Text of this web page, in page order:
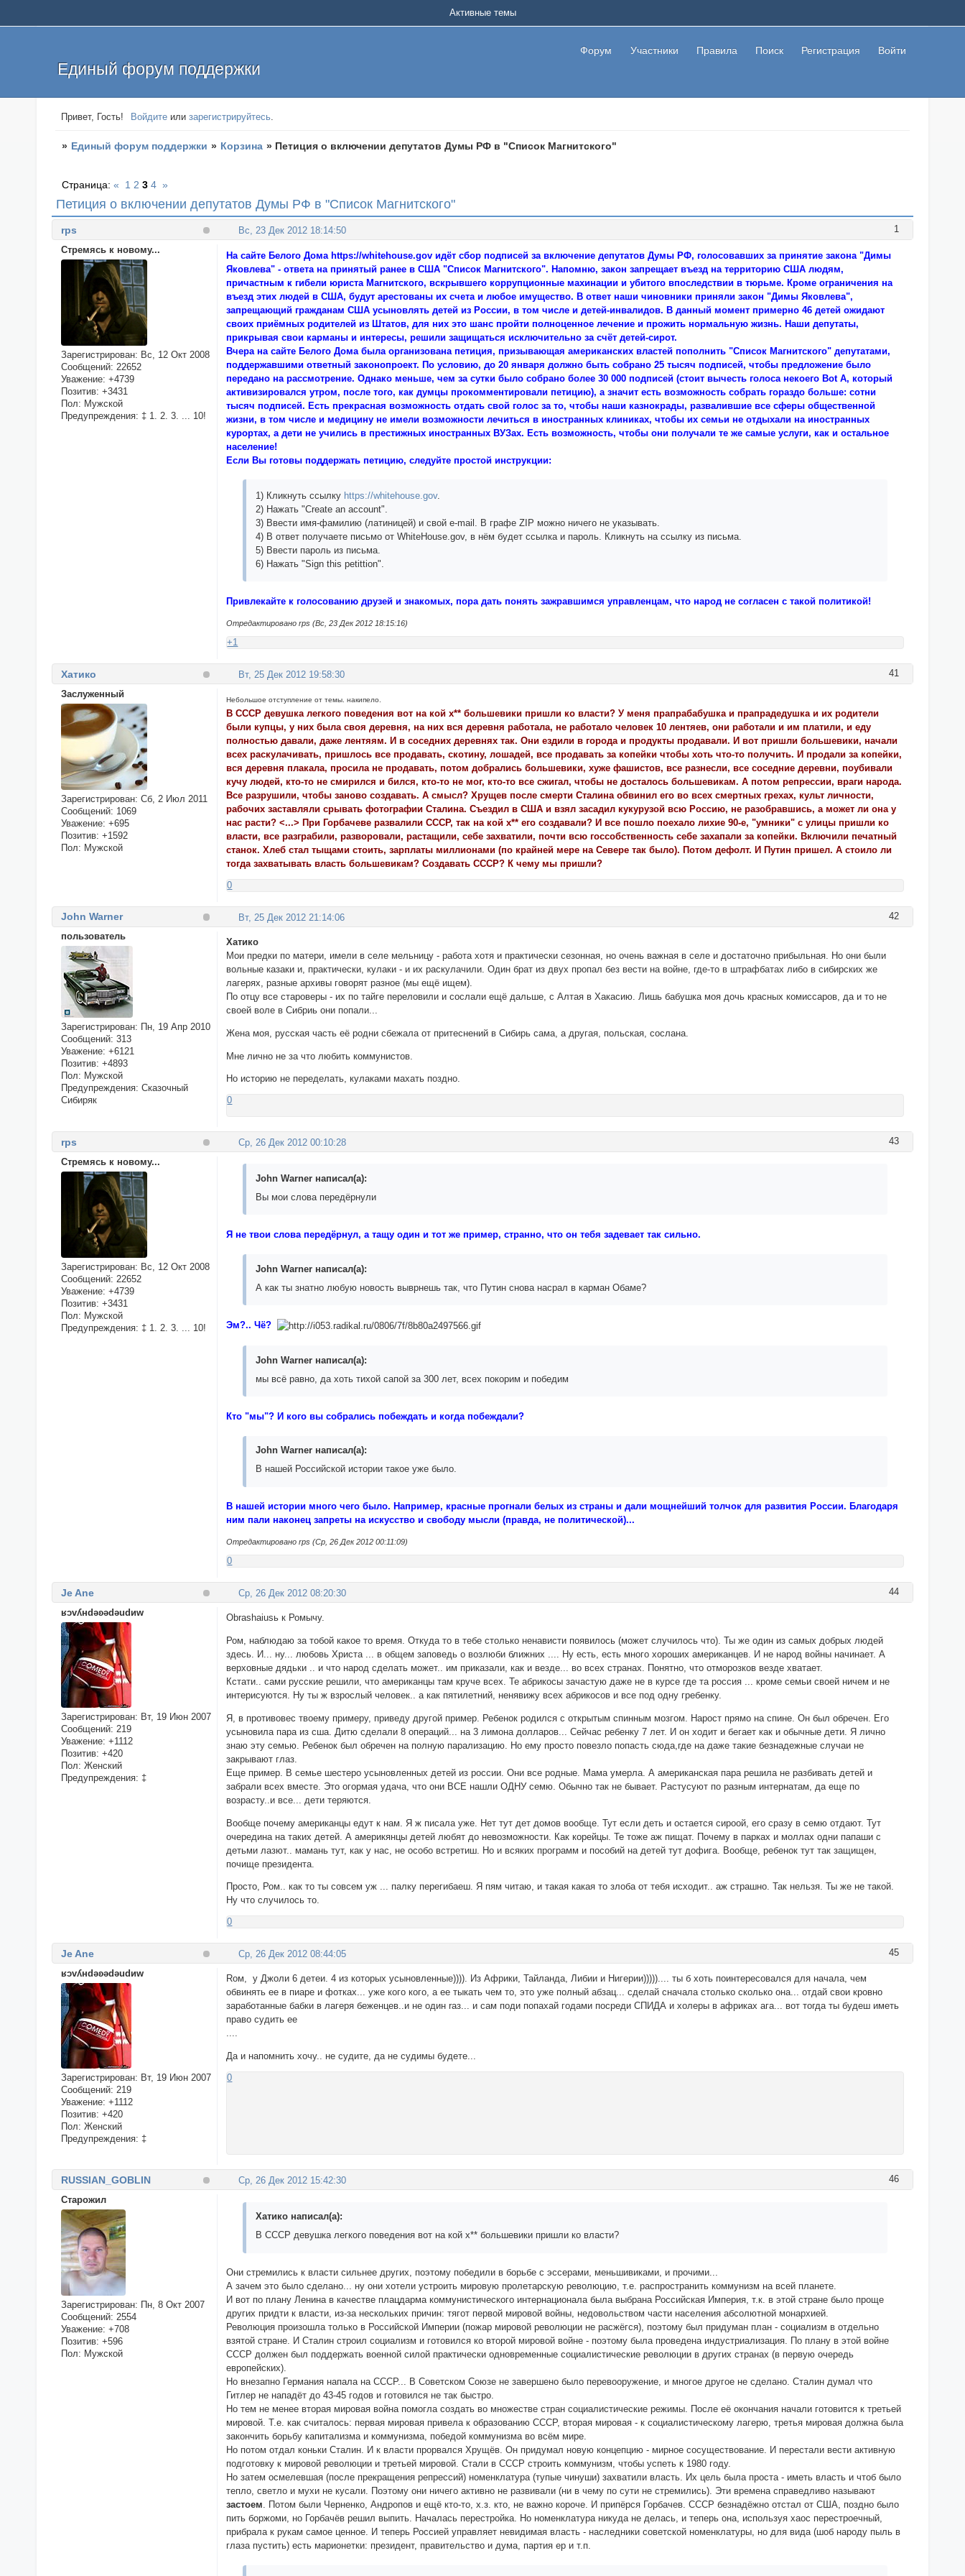
Единый форум поддержки
Форум Участники Правила Поиск Регистрация Войти
Активные темы
Привет, Гость! Войдите илизарегистрируйтесь.
» Единый форум поддержки » Корзина » Петиция о включении депутатов Думы РФ в "Список Магнитского"
Петиция о включении депутатов Думы РФ в "Список Магнитского"
Страница:« 1 2 3 4 »
1
Вс, 23 Дек 2012 18:14:50
rps
Стремясь к новому...
Зарегистрирован: Вс, 12 Окт 2008
Сообщений: 22652
Уважение: +4739
Позитив: +3431
Пол: Мужской
Предупреждения: ‡ 1. 2. 3. ... 10!
На сайте Белого Домаhttps://whitehouse.gov идёт сбор подписей за включение депутатов Думы РФ, голосовавших за принятие закона "Димы
Яковлева" - ответа на принятый ранее в США "Список Магнитского". Напомню, закон запрещает въезд на территорию США людям,
причастным к гибели юриста Магнитского, вскрывшего коррупционные махинации и убитого впоследствии в тюрьме. Кроме ограничения на
въезд этих людей в США, будут арестованы их счета и любое имущество. В ответ наши чиновники приняли закон "Димы Яковлева",
запрещающий гражданам США усыновлять детей из России, в том числе и детей-инвалидов. В данный момент примерно 46 детей ожидают
своих приёмных родителей из Штатов, для них это шанс пройти полноценное лечение и прожить нормальную жизнь. Наши депутаты,
прикрывая свои карманы и интересы, решили защищаться исключительно за счёт детей-сирот.
Вчера на сайте Белого Дома была организована петиция, призывающая американских властей пополнить "Список Магнитского" депутатами,
поддержавшими ответный законопроект. По условию, до 20 января должно быть собрано 25 тысяч подписей, чтобы предложение было
передано на рассмотрение. Однако меньше, чем за сутки было собрано более 30 000 подписей (стоит вычесть голоса некоего Bot A, который
активизировался утром, после того, как думцы прокомментировали петицию), а значит есть возможность собрать гораздо больше: сотни
тысяч подписей. Есть прекрасная возможность отдать свой голос за то, чтобы наши казнокрады, развалившие все сферы общественной
жизни, в том числе и медицину не имели возможности лечиться в иностранных клиниках, чтобы их семьи не отдыхали на иностранных
курортах, а дети не учились в престижных иностранных ВУЗах. Есть возможность, чтобы они получали те же самые услуги, как и остальное
население!
Если Вы готовы поддержать петицию, следуйте простой инструкции:
1) Кликнуть ссылку https://whitehouse.gov.
2) Нажать "Create an account".
3) Ввести имя-фамилию (латиницей) и свой e-mail. В графе ZIP можно ничего не указывать.
4) В ответ получаете письмо от WhiteHouse.gov, в нём будет ссылка и пароль. Кликнуть на ссылку из письма.
5) Ввести пароль из письма.
6) Нажать "Sign this petittion".
Привлекайте к голосованию друзей и знакомых, пора дать понять зажравшимся управленцам, что народ не согласен с такой политикой!
Отредактировано rps (Вс, 23 Дек 2012 18:15:16)
+1
41
Вт, 25 Дек 2012 19:58:30
Хатико
Заслуженный
Зарегистрирован: Сб, 2 Июл 2011
Сообщений: 1069
Уважение: +695
Позитив: +1592
Пол: Мужской
Небольшое отступление от темы. накипело.
В СССР девушка легкого поведения вот на кой х** большевики пришли ко власти? У меня прапрабабушка и прапрадедушка и их родители
были купцы, у них была своя деревня, на них вся деревня работала, не работало человек 10 лентяев, они работали и им платили, и еду
полностью давали, даже лентяям. И в соседних деревнях так. Они ездили в города и продукты продавали. И вот пришли большевики, начали
всех раскулачивать, пришлось все продавать, скотину, лошадей, все продавать за копейки чтобы хоть что-то получить. И продали за копейки,
вся деревня плакала, просила не продавать, потом добрались большевики, хуже фашистов, все разнесли, все соседние деревни, поубивали
кучу людей, кто-то не смирился и бился, кто-то не мог, кто-то все сжигал, чтобы не досталось большевикам. А потом репрессии, враги народа.
Все разрушили, чтобы заново создавать. А смысл? Хрущев после смерти Сталина обвинил его во всех смертных грехах, культ личности,
рабочих заставляли срывать фотографии Сталина. Съездил в США и взял засадил кукурузой всю Россию, не разобравшись, а может ли она у
нас расти? <...> При Горбачеве развалили СССР, так на кой х** его создавали? И все пошло поехало лихие 90-е, "умники" с улицы пришли ко
власти, все разграбили, разворовали, растащили, себе захватили, почти всю госсобственность себе захапали за копейки. Включили печатный
станок. Хлеб стал тыщами стоить, зарплаты миллионами (по крайней мере на Севере так было). Потом дефолт. И Путин пришел. А стоило ли
тогда захватывать власть большевикам? Создавать СССР? К чему мы пришли?
0
42
Вт, 25 Дек 2012 21:14:06
John Warner
пользователь
Зарегистрирован: Пн, 19 Апр 2010
Сообщений: 313
Уважение: +6121
Позитив: +4893
Пол: Мужской
Предупреждения: Сказочный
Сибиряк
Хатико
Мои предки по матери, имели в селе мельницу - работа хотя и практически сезонная, но очень важная в селе и достаточно прибыльная. Но они были
вольные казаки и, практически, кулаки - и их раскулачили. Один брат из двух пропал без вести на войне, где-то в штрафбатах либо в сибирских же
лагерях, разные архивы говорят разное (мы ещё ищем).
По отцу все староверы - их по тайге переловили и сослали ещё дальше, с Алтая в Хакасию. Лишь бабушка моя дочь красных комиссаров, да и то не
своей воле в Сибриь они попали...
Жена моя, русская часть её родни сбежала от притеснений в Сибирь сама, а другая, польская, сослана.
Мне лично не за что любить коммунистов.
Но историю не переделать, кулаками махать поздно.
0
43
Ср, 26 Дек 2012 00:10:28
rps
Стремясь к новому...
Зарегистрирован: Вс, 12 Окт 2008
Сообщений: 22652
Уважение: +4739
Позитив: +3431
Пол: Мужской
Предупреждения: ‡ 1. 2. 3. ... 10!
John Warner написал(а):
Вы мои слова передёрнули
Я не твои слова передёрнул, а тащу один и тот же пример, странно, что он тебя задевает так сильно.
John Warner написал(а):
А как ты знатно любую новость выврнешь так, что Путин снова насрал в карман Обаме?
Эм?.. Чё?
John Warner написал(а):
мы всё равно, да хоть тихой сапой за 300 лет, всех покорим и победим
Кто "мы"? И кого вы собрались побеждать и когда побеждали?
John Warner написал(а):
В нашей Российской истории такое уже было.
В нашей истории много чего было. Например, красные прогнали белых из страны и дали мощнейший толчок для развития России. Благодаря
ним пали наконец запреты на искусство и свободу мысли (правда, не политической)...
Отредактировано rps (Ср, 26 Дек 2012 00:11:09)
0
44
Ср, 26 Дек 2012 08:20:30
Je Ane
ʁɔvʎнdǝʚǝdǝudиw
Зарегистрирован: Вт, 19 Июн 2007
Сообщений: 219
Уважение: +1112
Позитив: +420
Пол: Женский
Предупреждения: ‡
Obrashaiusь к Ромычу.
Ром, наблюдаю за тобой какое то время. Откуда то в тебе столько ненависти появилось (может случилось что). Ты же один из самых добрых людей
здесь. И... ну... любовь Христа ... в общем заповедь о возлюби ближних .... Ну есть, есть много хороших американцев. И не народ войны начинает. А
верховные дядьки .. и что народ сделать может.. им приказали, как и везде... во всех странах. Понятно, что отморозков везде хватает.
Кстати.. сами русские решили, что американцы там круче всех. Те абрикосы зачастую даже не в курсе где та россия ... кроме семьи своей ничем и не
интерисуются. Ну ты ж взрослый человек.. а как пятилетний, ненявижу всех абрикосов и все под одну гребенку.
Я, в противовес твоему примеру, приведу другой пример. Ребенок родился с открытым спинным мозгом. Нарост прямо на спине. Он был обречен. Его
усыновила пара из сша. Дитю сделали 8 операций... на 3 лимона долларов... Сейчас ребенку 7 лет. И он ходит и бегает как и обычные дети. Я лично
знаю эту семью. Ребенок был обречен на полную парализацию. Но ему просто повезло попасть сюда,где на даже такие безнадежные случаи не
закрывают глаз.
Еще пример. В семье шестеро усыновленных детей из россии. Они все родные. Мама умерла. А американская пара решила не разбивать детей и
забрали всех вместе. Это огормая удача, что они ВСЕ нашли ОДНУ семю. Обычно так не бывает. Растусуют по разным интернатам, да еще по
возрасту..и все... дети теряются.
Вообще почему американцы едут к нам. Я ж писала уже. Нет тут дет домов вообще. Тут если деть и остается сироой, его сразу в семю отдают. Тут
очередина на таких детей. А америкянцы детей любят до невозможности. Как корейцы. Те тоже аж пищат. Почему в парках и моллах одни папаши с
детьми лазют.. мамань тут, как у нас, не особо встретиш. Но и всяких программ и пособий на детей тут дофига. Вообще, ребенок тут так защищен,
почище президента.
Просто, Ром.. как то ты совсем уж ... палку перегибаеш. Я пям читаю, и такая какая то злоба от тебя исходит.. аж страшно. Так нельзя. Ты же не такой.
Ну что случилось то.
0
45
Ср, 26 Дек 2012 08:44:05
Je Ane
ʁɔvʎнdǝʚǝdǝudиw
Зарегистрирован: Вт, 19 Июн 2007
Сообщений: 219
Уважение: +1112
Позитив: +420
Пол: Женский
Предупреждения: ‡
Roм, у Джоли 6 детеи. 4 из которых усыновленные)))). Из Африки, Тайланда, Либии и Нигерии))))).... ты б хоть поинтересовался для начала, чем
обвинять еe в пиаре и фотках... уже кого кого, а еe тыкать чем то, это уже полный абзац... сделай сначала столько сколько она... отдай свои кровно
заработанные бабки в лагеря беженцев..и не один rаз... и сам поди попахай годами посреди СПИДА и холеры в африках ага... вот тогда ты будеш иметь
право судить еe
....
Да и напомнить хочу.. не судите, да не судимы будете...
0
46
Ср, 26 Дек 2012 15:42:30
RUSSIAN_GOBLIN
Cтарожил
Зарегистрирован: Пн, 8 Окт 2007
Сообщений: 2554
Уважение: +708
Позитив: +596
Пол: Мужской
Хатико написал(а):
В СССР девушка легкого поведения вот на кой х** большевики пришли ко власти?
Они стремились к власти сильнее других, поэтому победили в борьбе с эссерами, меньшивиками, и прочими...
А зачем это было сделано... ну они хотели устроить мировую пролетарскую революцию, т.е. распространить коммунизм на всей планете.
И вот по плану Ленина в качестве плацдарма коммунистического интернационала была выбрана Российская Империя, т.к. в этой стране было проще
других придти к власти, из-за нескольких причин: тягот первой мировой войны, недовольством части населения абсолютной монархией.
Революция произошла только в Российской Империи (пожар мировой революции не расжёгся), поэтому был придуман план - социализм в отдельно
взятой стране. И Сталин строил социализм и готовился ко второй мировой войне - поэтому была проведена индустриализация. По плану в этой войне
СССР должен был поддержать военной силой практически одновременные социалистические революции в других странах (в первую очередь
европейских).
Но внезапно Германия напала на СССР... В Советском Союзе не завершено было перевооружение, и многое другое не сделано. Сталин думал что
Гитлер не нападёт до 43-45 годов и готовился не так быстро.
Но тем не менее вторая мировая война помогла создать во множестве стран социалистические режимы. После её окончания начали готовится к третьей
мировой. Т.е. как считалось: первая мировая привела к образованию СССР, вторая мировая - к социалистическому лагерю, третья мировая должна была
закончить борьбу капитализма и коммунизма, победой коммунизма во всём мире.
Но потом отдал коньки Сталин. И к власти прорвался Хрущёв. Он придумал новую концепцию - мирное сосуществование. И перестали вести активную
подготовку к мировой революции и третьей мировой. Стали в СССР строить коммунизм, чтобы успеть к 1980 году.
Но затем осмелевшая (после прекращения репрессий) номенклатура (тупые чинуши) захватили власть. Их цель была проста - иметь власть и чтоб было
тепло, светло и мухи не кусали. Поэтому они ничего активно не развивали (ни в чему по сути не стремились). Эти времена справедливо называют
застоем. Потом были Черненко, Андропов и ещё кто-то, х.з. кто, не важно короче. И припёрся Горбачев. СССР безнадёжно отстал от США, поздно было
пить боржоми, но Горбачёв решил выпить. Началась перестройка. Но номенклатура никуда не делась, и теперь она, используя хаос перестроечный,
прибрала к рукам самое ценное. И теперь Россией управляет невидимая власть - наследники советской номенклатуры, но для вида (шоб народу пыль в
глаза пустить) есть марионетки: президент, правительство и дума, партия ер и т.п.